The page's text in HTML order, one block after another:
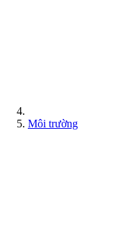
Môi trường